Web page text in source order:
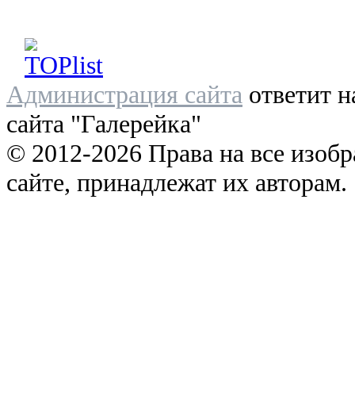
Администрация сайта ответит
сайта "Галерейка"
© 2012-2026 Права на все
сайте, принадлежат их авторам.